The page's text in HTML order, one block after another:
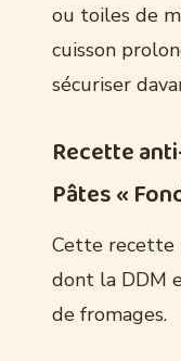
ou toiles de
cuisson
sécuriser
Recette
Pâtes «
Cette recette
dont la DDM
de fromages.